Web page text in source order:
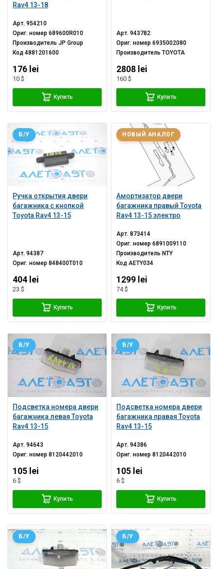
Rav4 13-18
Арт.954210
Ориг. номер689600R010
ПроизводительJP Group
Код4881201600
176 lei
10 $
Купить
Арт.943782
Ориг. номер6935002080
ПроизводительTOYOTA
2808 lei
160 $
Купить
Ручка открытия двери
багажника с кнопкой
Toyota Rav4 13-15
Б/У
Арт.94387
Ориг. номер848400T010
404 lei
23 $
Купить
Амортизатор двери
багажника правый Toyota
Rav4 13-15 электро
НОВЫЙ АНАЛОГ
Арт.873414
Ориг. номер6891009110
Производитель NTY
КодAETY034
1299 lei
74 $
Купить
Подсветка номера двери
багажника левая Toyota
Rav4 13-15
Б/У
Арт.94643
Ориг. номер8120442010
105 lei
6 $
Купить
Подсветка номера двери
багажника правая Toyota
Rav4 13-15
Б/У
Арт.94386
Ориг. номер8120442010
105 lei
6 $
Купить
Б/У Б/У